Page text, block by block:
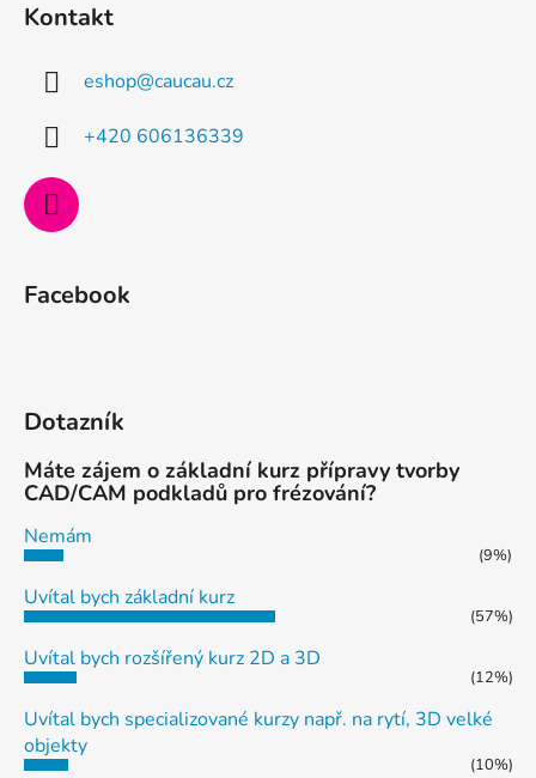
Kontakt
eshop@caucau.cz
+420 606136339
Facebook
Dotazník
Máte zájem o základní kurz přípravy tvorby
CAD/CAM podkladů pro frézování?
Nemám
(9%)
Uvítal bych základní kurz
(57%)
Uvítal bych rozšířený kurz 2D a 3D
(12%)
Uvítal bych specializované kurzy např. na rytí, 3D velké
objekty
(10%)